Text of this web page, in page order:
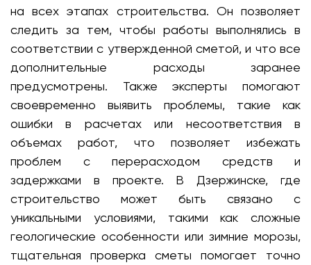
на всех этапах строительства. Он позволяет
следить за тем, чтобы работы выполнялись в
соответствии с утвержденной сметой, и что все
дополнительные расходы заранее
предусмотрены. Также эксперты помогают
своевременно выявить проблемы, такие как
ошибки в расчетах или несоответствия в
объемах работ, что позволяет избежать
проблем с перерасходом средств и
задержками в проекте. В Дзержинске, где
строительство может быть связано с
уникальными условиями, такими как сложные
геологические особенности или зимние морозы,
тщательная проверка сметы помогает точно